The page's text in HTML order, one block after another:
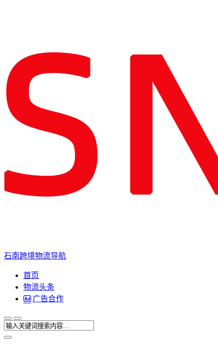
石南跨境物流导航
首页
物流头条
广告合作